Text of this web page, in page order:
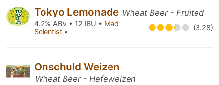
Tokyo Lemonade Wheat Beer - Fruited
4.2% ABV • 12 IBU • Mad
Scientist • (3.28)
Onschuld Weizen
Wheat Beer - Hefeweizen